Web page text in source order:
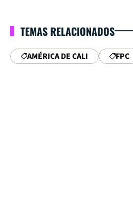
TEMAS RELACIONADOS
AMÉRICA DE CALI FPC